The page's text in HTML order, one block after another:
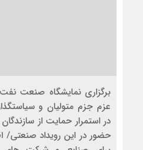
برگزاری نمایشگاه صنعت
عزم جزم متولیان و
در استمرار حمایت از
حضور در این رویداد